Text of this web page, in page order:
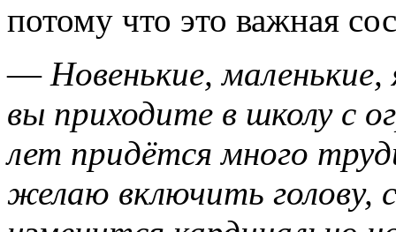
потому что это важная
— Новенькие,
вы приходите в школу с
лет придётся много
желаю включить голову,